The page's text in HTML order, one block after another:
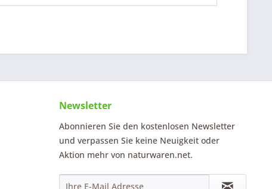
Newsletter
Abonnieren Sie den kostenlosen Newsletter
und verpassen Sie keine Neuigkeit oder
Aktion mehr von naturwaren.net.